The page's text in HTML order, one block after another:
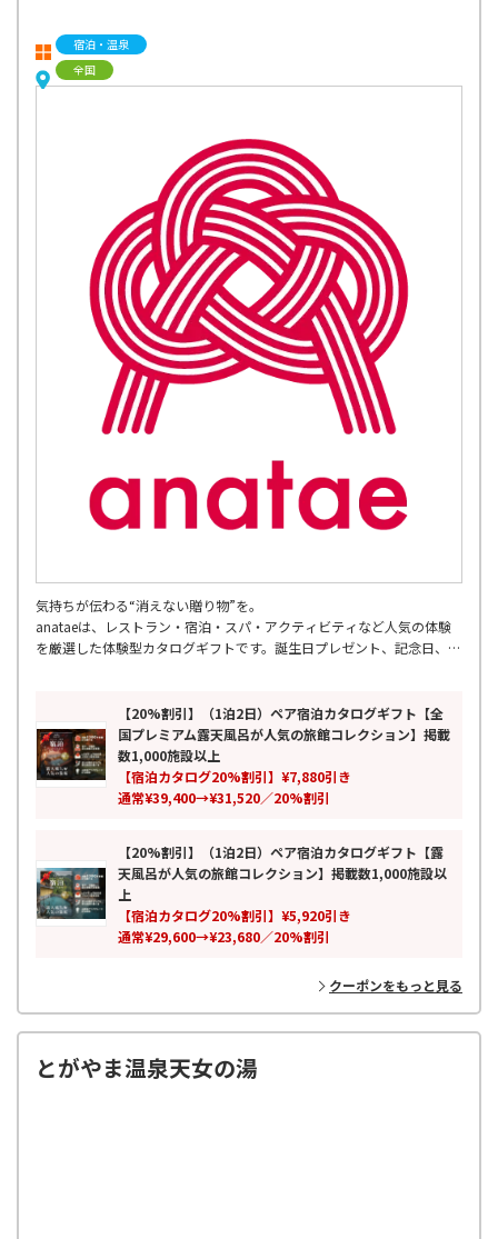
宿泊・温泉
全国
気持ちが伝わる“消えない贈り物”を。
anataeは、レストラン・宿泊・スパ・アクティビティなど人気の体験
を厳選した体験型カタログギフトです。誕生日プレゼント、記念日、結
累計7万人以上が利用し、全国の厳選スポットを掲載。ペアギフトや旅
行ギフトとしても人気の、モノではなく思い出を贈る新しいギフトとし
て、特別な時間と感動体験をお届けします。
【20%割引】（1泊2日）ペア宿泊カタログギフト【全
国プレミアム露天風呂が人気の旅館コレクション】掲載
数1,000施設以上
【宿泊カタログ20%割引】¥7,880引き
通常¥39,400→¥31,520／20%割引
【20%割引】（1泊2日）ペア宿泊カタログギフト【露
天風呂が人気の旅館コレクション】掲載数1,000施設以
上
【宿泊カタログ20%割引】¥5,920引き
通常¥29,600→¥23,680／20%割引
クーポンをもっと見る
とがやま温泉天女の湯